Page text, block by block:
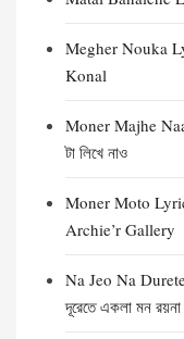
Megher Nouka
Konal
Moner Majhe
টা লিখে নাও
Moner Moto
Archie’r Gallery
Na Jeo Na
দূরেতে একলা মন রয়না